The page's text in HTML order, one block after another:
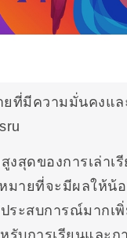
ยที่มีความมั่นคงแล
งสุดของการเล่าเ
มายที่จะมีผลให้น้
ระสบการณ์มากเ